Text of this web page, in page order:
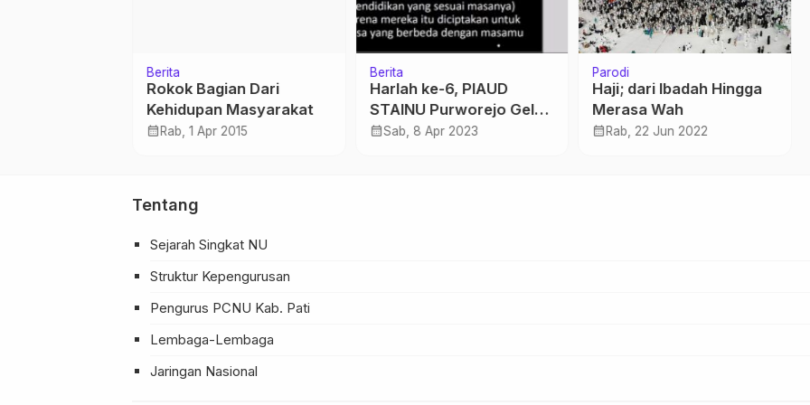
Berita
Rokok Bagian Dari
Kehidupan Masyarakat
calendar_month Rab, 1 Apr 2015
Berita
Harlah ke-6, PIAUD
STAINU Purworejo Gelar
Webinar Digital
calendar_monthSab, 8 Apr 2023
Parodi
Haji; dari Ibadah Hingga
Merasa Wah
calendar_monthRab, 22 Jun 2022
Tentang
Sejarah Singkat NU
Struktur Kepengurusan
Pengurus PCNU Kab. Pati
Lembaga-Lembaga
Jaringan Nasional